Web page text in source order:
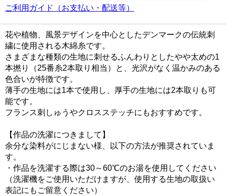
ご利用ガイド（お支払い・配送等）
花や植物、風景デザインを中心としたデンマークの伝統刺
繍に使用される木綿糸です。
さまざまな種類の生地に刺せるふんわりとしたやや太めの1
本撚り（25番糸2本取り相当）と、光沢がなく温かみのある
色合いが特徴です。
薄手の生地には1本で使用し、厚手の生地には2本取りも可
能です。
フランス刺しゅうやクロスステッチにもおすすめです。
【作品の洗濯につきまして】
余分な染料がにじまない様、以下の方法が推奨されていま
す。
・作品を洗濯する際は30～60℃のお湯を使用してください
（洗濯機をご使用いただけますが、使用する生地の取扱い
表記にもご留意ください）